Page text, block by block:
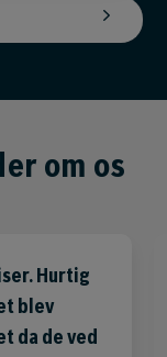
om os
Hurtig
blev
da de ved